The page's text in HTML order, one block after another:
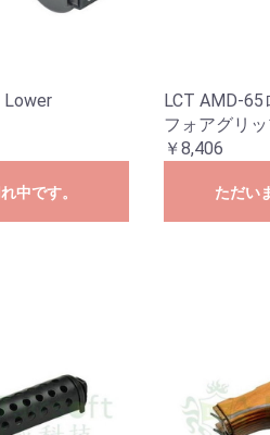
Lower
中です。
LCT AMD-65
フォアグリ
￥8,406
ただい